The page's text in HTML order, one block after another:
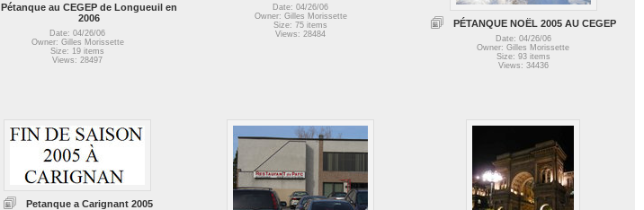
Pétanque au CEGEP de Longueuil en
2006
Date: 04/26/06
Owner: Gilles Morissette
Size: 19 items
Views: 28497
Date: 04/26/06
Owner: Gilles Morissette
Size: 75 items
Views: 28484
PÉTANQUE NOËL 2005 AU CEGEP
Date: 04/26/06
Owner: Gilles Morissette
Size: 93 items
Views: 34436
Petanque a Carignant 2005